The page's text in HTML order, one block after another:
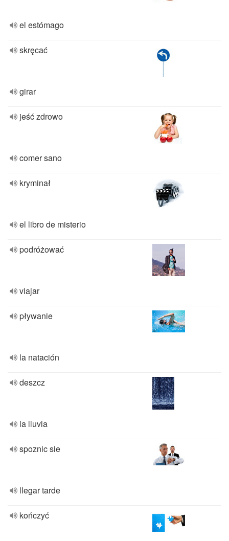
el estómago
skręcać
girar
jeść zdrowo
comer sano
kryminał
el libro de misterio
podróżować
viajar
pływanie
la natación
deszcz
la lluvia
spoznic sie
llegar tarde
kończyć